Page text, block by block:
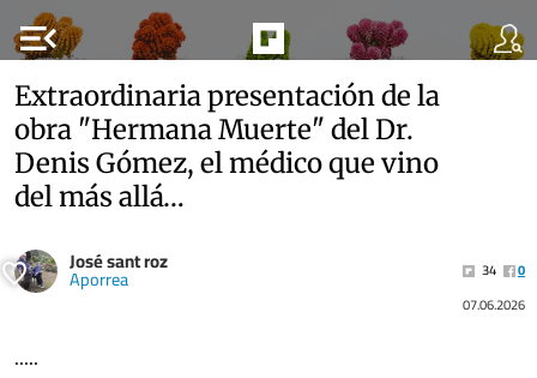
menu_open
Extraordinaria presentación de la
obra "Hermana Muerte" del Dr.
Denis Gómez, el médico que vino
del más allá…
José sant roz
Aporrea 34
0
07.06.2026
.....